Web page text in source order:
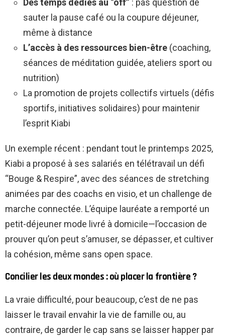
Des temps dédiés au “off” : pas question de
sauter la pause café ou la coupure déjeuner,
même à distance
L’accès à des ressources bien-être (coaching,
séances de méditation guidée, ateliers sport ou
nutrition)
La promotion de projets collectifs virtuels (défis
sportifs, initiatives solidaires) pour maintenir
l’esprit Kiabi
Un exemple récent : pendant tout le printemps 2025,
Kiabi a proposé à ses salariés en télétravail un défi
“Bouge & Respire”, avec des séances de stretching
animées par des coachs en visio, et un challenge de
marche connectée. L’équipe lauréate a remporté un
petit-déjeuner mode livré à domicile—l’occasion de
prouver qu’on peut s’amuser, se dépasser, et cultiver
la cohésion, même sans open space.
Concilier les deux mondes : où placer la frontière ?
La vraie difficulté, pour beaucoup, c’est de ne pas
laisser le travail envahir la vie de famille ou, au
contraire, de garder le cap sans se laisser happer par